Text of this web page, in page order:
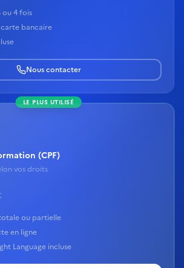
ou 4 fois
bancaire
Nous contacter
LE PLUS UTILISÉ
(CPF)
vos droits
ou partielle
en ligne
Language incluse